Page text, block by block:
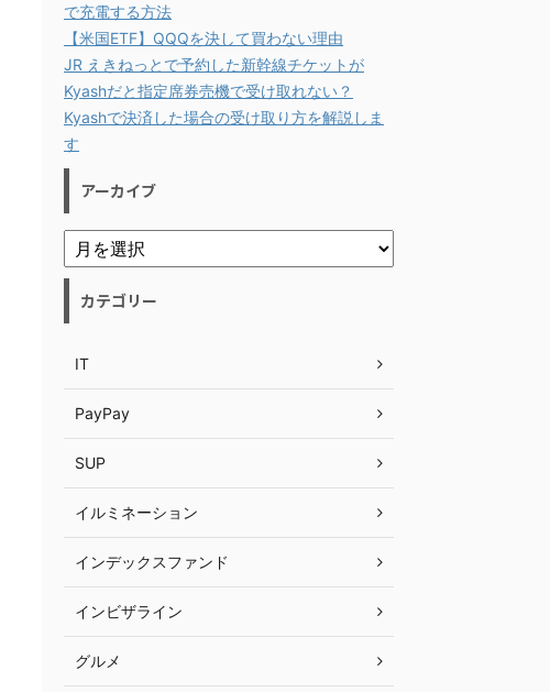
で充電する方法
【米国ETF】QQQを決して買わない理由
JR えきねっとで予約した新幹線チケットが
Kyashだと指定席券売機で受け取れない？
Kyashで決済した場合の受け取り方を解説しま
す
アーカイブ
カテゴリー
IT
PayPay
SUP
イルミネーション
インデックスファンド
インビザライン
グルメ